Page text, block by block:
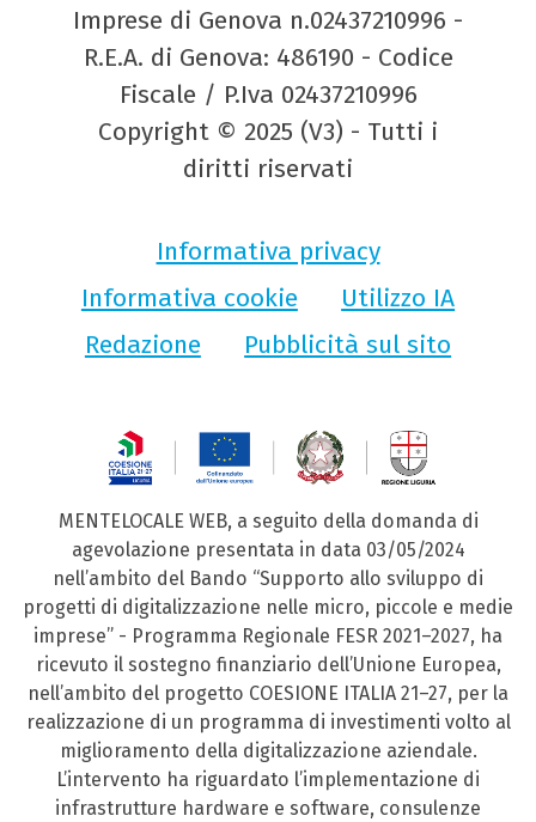
Imprese di Genova n.02437210996 -
R.E.A. di Genova: 486190 - Codice
Fiscale / P.Iva 02437210996
Copyright © 2025 (V3) - Tutti i
diritti riservati
Informativa privacy
Informativa cookie
Utilizzo IA
Redazione
Pubblicità sul sito
MENTELOCALE WEB, a seguito della domanda di
agevolazione presentata in data 03/05/2024
nell’ambito del Bando “Supporto allo sviluppo di
progetti di digitalizzazione nelle micro, piccole e medie
imprese” - Programma Regionale FESR 2021–2027, ha
ricevuto il sostegno finanziario dell’Unione Europea,
nell’ambito del progetto COESIONE ITALIA 21–27, per la
realizzazione di un programma di investimenti volto al
miglioramento della digitalizzazione aziendale.
L’intervento ha riguardato l’implementazione di
infrastrutture hardware e software, consulenze